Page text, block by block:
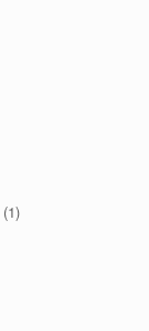
(1)